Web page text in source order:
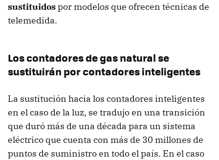
sustituidospor modelos que ofrecen técnicas de
telemedida.
Los contadores de gas natural se
sustituirán por contadores inteligentes
La sustitución hacia los contadores inteligentes
en el caso de la luz, se tradujo en una transición
que duró más de una década para un sistema
eléctrico que cuenta con más de 30 millones de
puntos de suministro en todo el país. En el caso